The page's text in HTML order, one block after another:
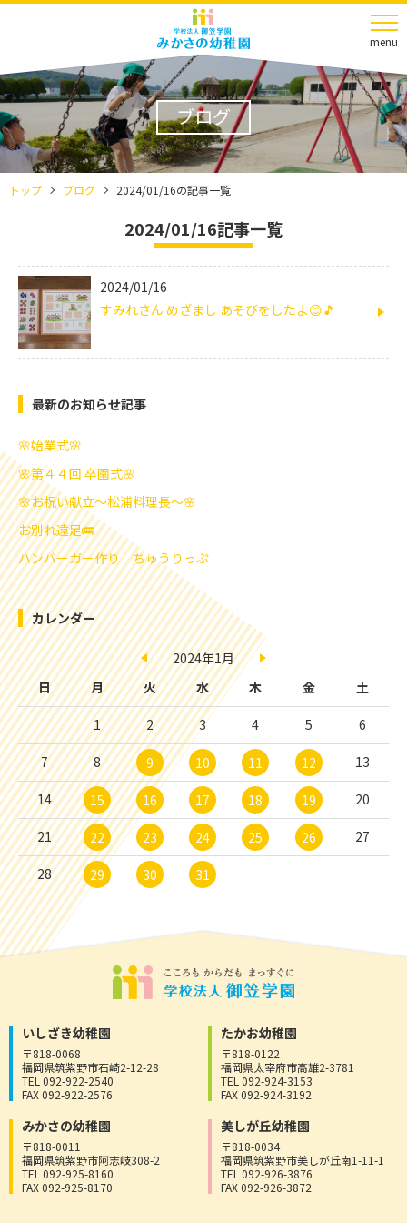
menu
ブログ
トップ ブログ 2024/01/16の記事一覧
2024/01/16記事一覧
2024/01/16
すみれさん めざまし あそびをしたよ😊🎵
最新のお知らせ記事
🌸始業式🌸
🌸第４４回 卒園式🌸
🌸お祝い献立～松浦料理長～🌸
お別れ遠足🚌
ハンバーガー作り ちゅうりっぷ
カレンダー
2024年1月
日
月 火 水 木 金 土
1 2 3 4 5 6
7 8 9 10 11 12 13
14 15 16 17 18 19 20
21 22 23 24 25 26 27
28 29 30 31
いしざき幼稚園
〒818-0068
福岡県筑紫野市石崎2-12-28
TEL 092-922-2540
FAX 092-922-2576
たかお幼稚園
〒818-0122
福岡県太宰府市高雄2-3781
TEL 092-924-3153
FAX 092-924-3192
みかさの幼稚園
〒818-0011
福岡県筑紫野市阿志岐308-2
TEL 092-925-8160
FAX 092-925-8170
美しが丘幼稚園
〒818-0034
福岡県筑紫野市美しが丘南1-11-1
TEL 092-926-3876
FAX 092-926-3872